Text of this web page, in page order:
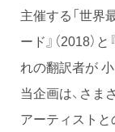
主催する「世界
ード』（2018）
れの翻訳者が
当企画は、さま
アーティストと